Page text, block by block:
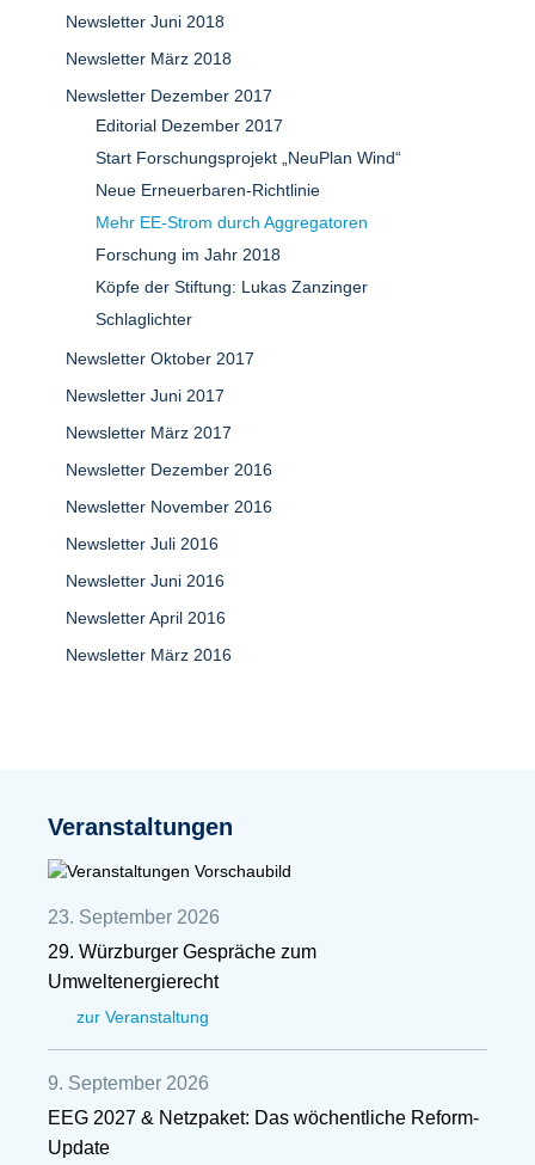
Newsletter Juni 2018
Newsletter März 2018
Newsletter Dezember 2017
Editorial Dezember 2017
Start Forschungsprojekt „NeuPlan Wind“
Neue Erneuerbaren-Richtlinie
Mehr EE-Strom durch Aggregatoren
Forschung im Jahr 2018
Köpfe der Stiftung: Lukas Zanzinger
Schlaglichter
Newsletter Oktober 2017
Newsletter Juni 2017
Newsletter März 2017
Newsletter Dezember 2016
Newsletter November 2016
Newsletter Juli 2016
Newsletter Juni 2016
Newsletter April 2016
Newsletter März 2016
Veranstaltungen
23. September 2026
29. Würzburger Gespräche zum
Umweltenergierecht
zur Veranstaltung
9. September 2026
EEG 2027 & Netzpaket: Das wöchentliche Reform-
Update